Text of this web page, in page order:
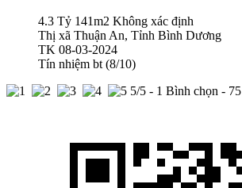
4.3 Tỷ 141m2 Không xác định
Thị xã Thuận An, Tỉnh Bình Dương
TK 08-03-2024
Tín nhiệm bt (8/10)
5/5 - 1 Bình chọn -